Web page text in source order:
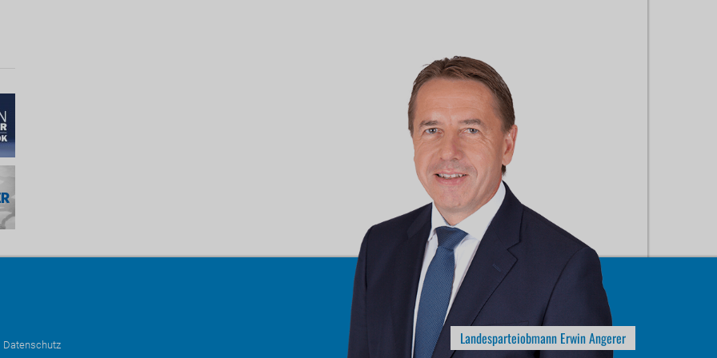
Datenschutz Landesparteiobmann Erwin Angerer